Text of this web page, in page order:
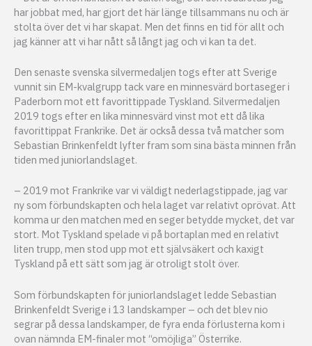
har jobbat med, har gjort det här länge tillsammans nu och är
stolta över det vi har skapat. Men det finns en tid för allt och
jag känner att vi har nått så långt jag och vi kan ta det.
Den senaste svenska silvermedaljen togs efter att Sverige
vunnit sin EM-kvalgrupp tack vare en minnesvärd bortaseger i
Paderborn mot ett favorittippade Tyskland. Silvermedaljen
2019 togs efter en lika minnesvärd vinst mot ett då lika
favorittippat Frankrike. Det är också dessa två matcher som
Sebastian Brinkenfeldt lyfter fram som sina bästa minnen från
tiden med juniorlandslaget.
– 2019 mot Frankrike var vi väldigt nederlagstippade, jag var
ny som förbundskapten och hela laget var relativt oprövat. Att
komma ur den matchen med en seger betydde mycket, det var
stort. Mot Tyskland spelade vi på bortaplan med en relativt
liten trupp, men stod upp mot ett självsäkert och kaxigt
Tyskland på ett sätt som jag är otroligt stolt över.
Som förbundskapten för juniorlandslaget ledde Sebastian
Brinkenfeldt Sverige i 13 landskamper – och det blev nio
segrar på dessa landskamper, de fyra enda förlusterna kom i
ovan nämnda EM-finaler mot “omöjliga” Österrike.